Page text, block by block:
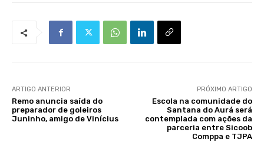
ARTIGO ANTERIOR
Remo anuncia saída do
preparador de goleiros
Juninho, amigo de Vinícius
PRÓXIMO ARTIGO
Escola na comunidade do
Santana do Aurá será
contemplada com ações da
parceria entre Sicoob
Comppa e TJPA